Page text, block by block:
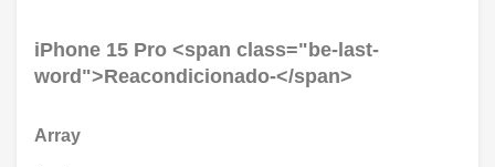
iPhone 15 Pro <span class="be-last-
word">Reacondicionado-</span>
Array